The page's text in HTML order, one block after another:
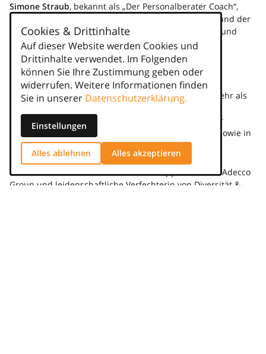
Simone Straub, bekannt als „Der Personalberater Coach“,
bringt ihre 15-jährige Expertise im Executive Search und der
Personalvermittlung ein: Mit fundiertem Fachwissen und
vielseitiger Praxiserfahrung liefert sie Einblicke in die
Herausforderungen und Erfolgsfaktoren der
Personalvermittlungsbranche.
Stephan Bahns, Vorstand der DIS AG, verfügt über mehr als
Personaldienstleistungsbranche. Sein Vortrag auf der
STAFFINGpro wird Einblicke in innovative Strategien sowie in
die Zukunft des Personalwesens geben.
Nadine Schönwaldist Head of Sales Support bei The Adecco
Group und leidenschaftliche Verfechterin von Diversität &
Cookies & Drittinhalte
Auf dieser Website werden Cookies und
Drittinhalte verwendet. Im Folgenden
können Sie Ihre Zustimmung geben oder
widerrufen. Weitere Informationen finden
Sie in unserer Datenschutzerklärung.
Einstellungen
Alles ablehnen Alles akzeptieren